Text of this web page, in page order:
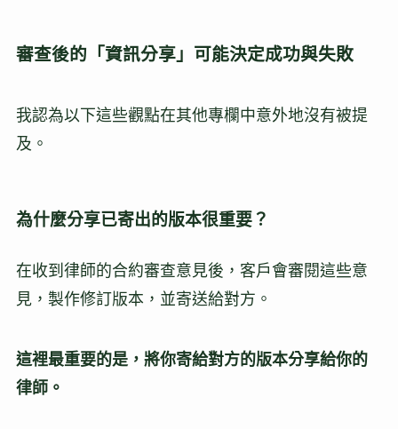
審查後的「資訊分享」可能決定成功與失敗
我認為以下這些觀點在其他專欄中意外地沒有被提
及。
為什麼分享已寄出的版本很重要？
在收到律師的合約審查意見後，客戶會審閱這些意
見，製作修訂版本，並寄送給對方。
這裡最重要的是，將你寄給對方的版本分享給你的
律師。